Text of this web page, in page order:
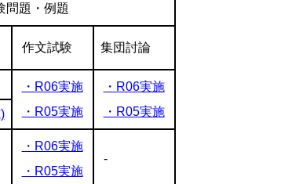
問題・例題
作文試験 集団討論
・R06実施
・R05実施
・R06実施
・R05実施
・R06実施
・R05実施
-